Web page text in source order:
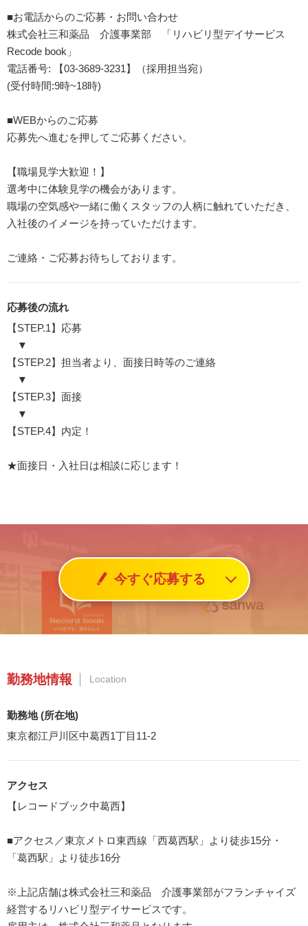
■お電話からのご応募・お問い合わせ
株式会社三和薬品 介護事業部 「リハビリ型デイサービス
Recode book」
電話番号: 【03-3689-3231】（採用担当宛）
(受付時間:9時~18時)
■WEBからのご応募
応募先へ進むを押してご応募ください。
【職場見学大歓迎！】
選考中に体験見学の機会があります。
職場の空気感や一緒に働くスタッフの人柄に触れていただき、
入社後のイメージを持っていただけます。
ご連絡・ご応募お待ちしております。
応募後の流れ
【STEP.1】応募
▼
【STEP.2】担当者より、面接日時等のご連絡
▼
【STEP.3】面接
▼
【STEP.4】内定！
★面接日・入社日は相談に応じます！
今すぐ応募する
勤務地情報 Location
勤務地 (所在地)
東京都江戸川区中葛西1丁目11-2
アクセス
【レコードブック中葛西】
■アクセス／東京メトロ東西線「西葛西駅」より徒歩15分・
「葛西駅」より徒歩16分
※上記店舗は株式会社三和薬品 介護事業部がフランチャイズ
経営するリハビリ型デイサービスです。